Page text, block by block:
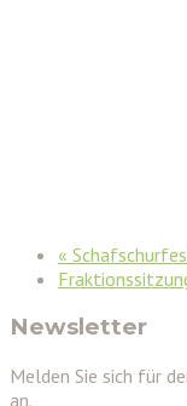
«
Newsletter
Melden Sie sich für
an.